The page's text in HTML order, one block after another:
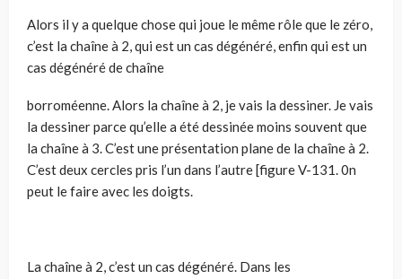
Alors il y a quelque chose qui joue le même rôle que le zéro,
c’est la chaîne à 2, qui est un cas dégénéré, enfin qui est un
cas dégénéré de chaîne
borroméenne. Alors la chaîne à 2, je vais la dessiner. Je vais
la dessiner parce qu’elle a été dessinée moins souvent que
la chaîne à 3. C’est une présenta­tion plane de la chaîne à 2.
C’est deux cercles pris l’un dans l’autre [figu­re V-131. 0n
peut le faire avec les doigts.
La chaîne à 2, c’est un cas dégénéré. Dans les